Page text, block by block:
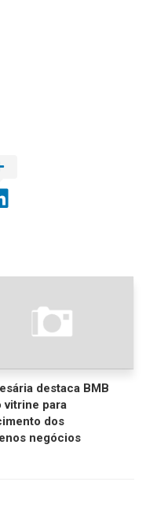
destaca BMB
vitrine para
dos
negócios